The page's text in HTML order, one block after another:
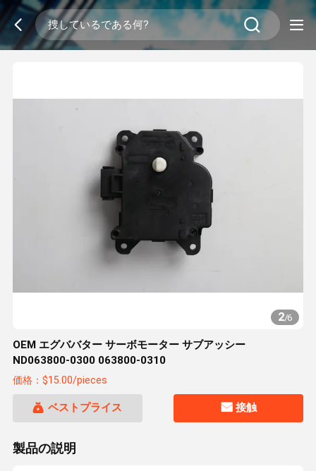
2/6
OEM エグババター サーボモーター サブアッシー
ND063800-0300 063800-0310
価格：$15.00/pieces
ベストプライス 接触
製品の説明